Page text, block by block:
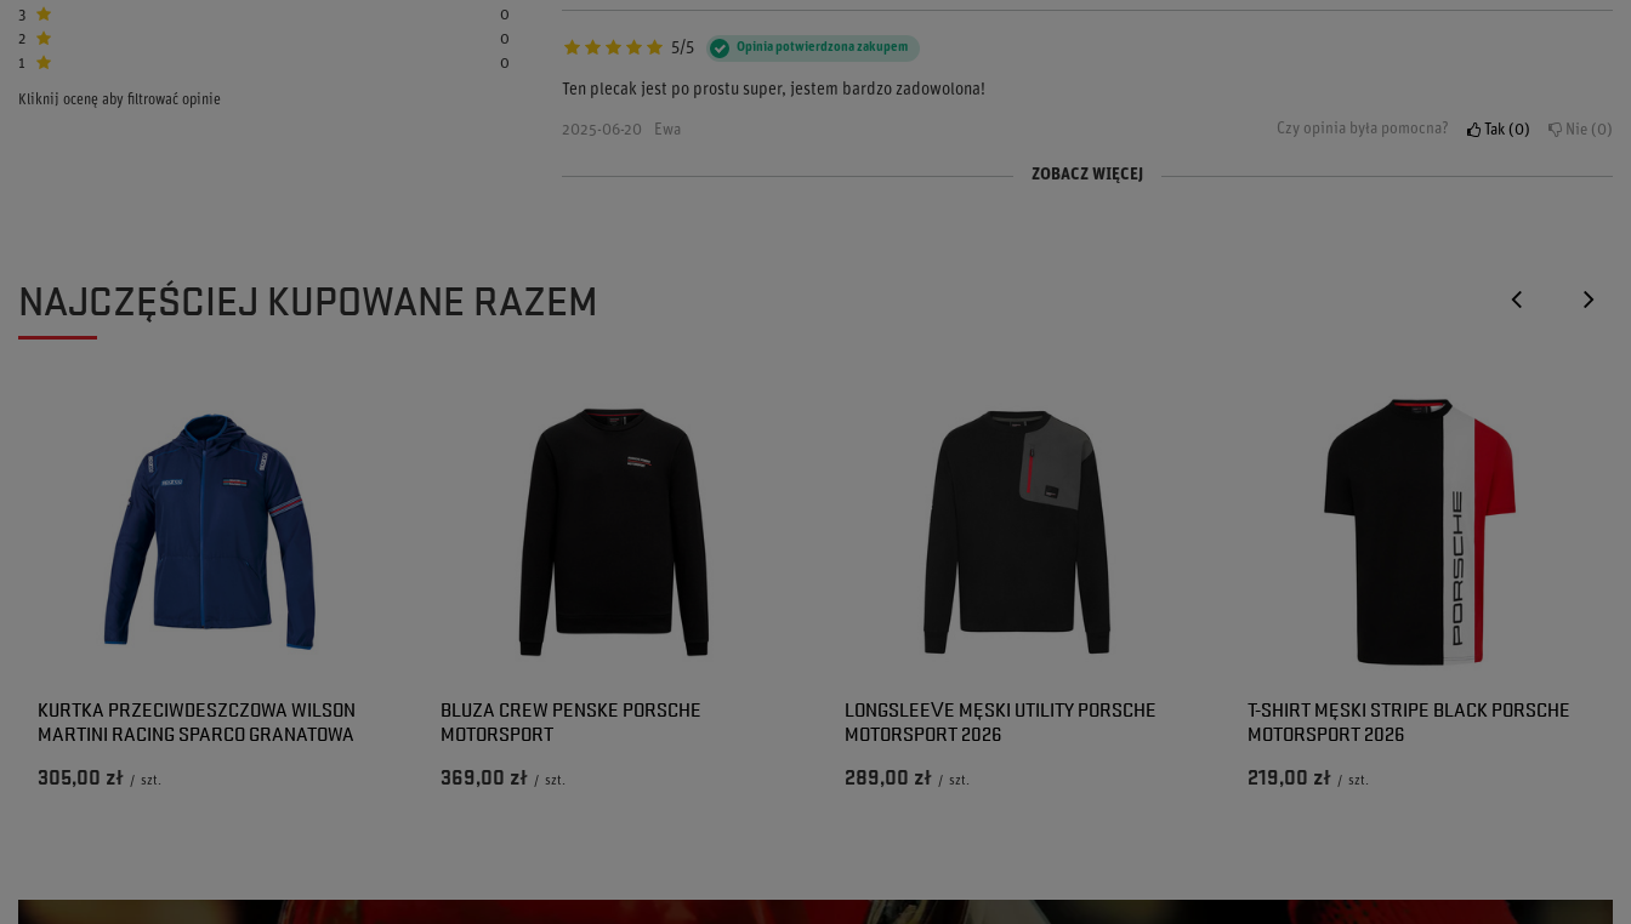
3
0
2
0
1
0
Kliknij ocenę aby filtrować opinie
5/5 Opinia potwierdzona zakupem
Ten plecak jest po prostu super, jestem bardzo zadowolona!
2025-06-20 Ewa Czy opinia była pomocna? Tak 0 Nie 0
5/5 Opinia potwierdzona zakupem
5/5 Opinia potwierdzona zakupem ZOBACZ WIĘCEJ
NAJCZĘŚCIEJ KUPOWANE RAZEM
KURTKA PRZECIWDESZCZOWA WILSON
MARTINI RACING SPARCO GRANATOWA
305,00 zł / szt.
BLUZA CREW PENSKE PORSCHE
MOTORSPORT
369,00 zł / szt.
LONGSLEEVE MĘSKI UTILITY PORSCHE
MOTORSPORT 2026
289,00 zł / szt.
T-SHIRT MĘSKI STRIPE BLACK PORSCHE
MOTORSPORT 2026
219,00 zł / szt.